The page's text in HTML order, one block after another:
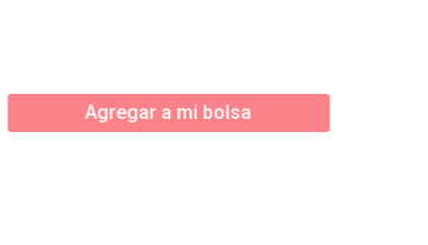
Agregar a mi bolsa